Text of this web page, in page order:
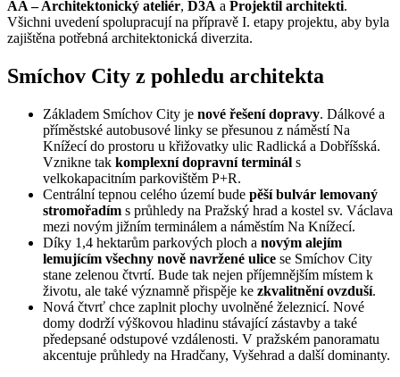
AA – Architektonický ateliér, D3A a Projektil architekti.
Všichni uvedení spolupracují na přípravě I. etapy projektu, aby byla
zajištěna potřebná architektonická diverzita.
Smíchov City z pohledu architekta
Základem Smíchov City je nové řešení dopravy. Dálkové a
příměstské autobusové linky se přesunou z náměstí Na
Knížecí do prostoru u křižovatky ulic Radlická a Dobříšská.
Vznikne tak komplexní dopravní terminál s
velkokapacitním parkovištěm P+R.
Centrální tepnou celého území bude pěší bulvár lemovaný
stromořadím s průhledy na Pražský hrad a kostel sv. Václava
mezi novým jižním terminálem a náměstím Na Knížecí.
Díky 1,4 hektarům parkových ploch a novým alejím
lemujícím všechny nově navržené ulice se Smíchov City
stane zelenou čtvrtí. Bude tak nejen příjemnějším místem k
životu, ale také významně přispěje ke zkvalitnění ovzduší.
Nová čtvrť chce zaplnit plochy uvolněné železnicí. Nové
domy dodrží výškovou hladinu stávající zástavby a také
předepsané odstupové vzdálenosti. V pražském panoramatu
akcentuje průhledy na Hradčany, Vyšehrad a další dominanty.